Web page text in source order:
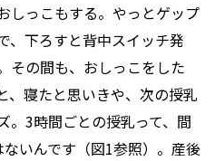
しっこもする。やっとゲップ
、下ろすと背中スイッチ発
の間も、おしっこをした
、寝たと思いきや、次の授乳
。3時間ごとの授乳って、間
いんです（図1参照）。産後